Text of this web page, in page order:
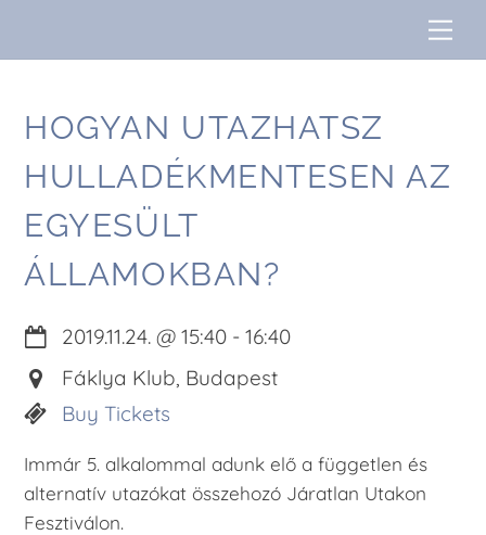
HOGYAN UTAZHATSZ
HULLADÉKMENTESEN AZ
EGYESÜLT
ÁLLAMOKBAN?
2019.11.24. @ 15:40 - 16:40
Fáklya Klub, Budapest
Buy Tickets
Immár 5. alkalommal adunk elő a független és
alternatív utazókat összehozó Járatlan Utakon
Fesztiválon.